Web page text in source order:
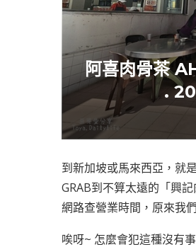
阿喜肉骨茶
.
到新加坡或馬來西亞，就
GRAB到不算太遠的「興
網路查營業時間，原來我
唉呀~ 怎麼會犯這種沒有